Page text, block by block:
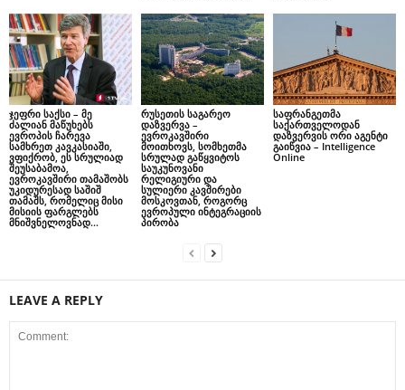
ჯეფრი საქსი – მე
ძალიან მაწუხებს
ევროპის ჩარევა
სამხრეთ კავკასიაში,
ვფიქრობ, ეს სრულიად
შეუსაბამოა,
ევროკავშირი თამაშობს
უკიდურესად საშიშ
თამაშს, რომელიც მისი
მისიის ფარგლებს
მნიშვნელოვნად...
რუსეთის საგარეო
დაზვერვა –
ევროკავშირი
მოითხოვს, სომხეთმა
სრულად გაწყვიტოს
საუკუნოვანი
რელიგიური და
სულიერი კავშირები
მოსკოვთან, როგორც
ევროპული ინტეგრაციის
პირობა
საფრანგეთმა
საქართველოდან
დაზვერვის ორი აგენტი
გაიწვია – Intelligence
Online
LEAVE A REPLY